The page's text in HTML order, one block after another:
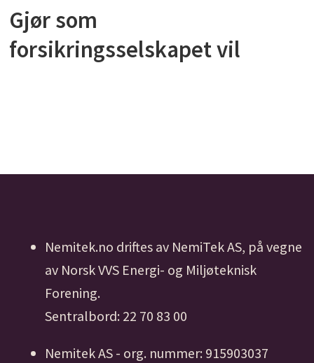
Gjør som
forsikringsselskapet vil
Nemitek.no driftes av NemiTek AS, på vegne
av Norsk VVS Energi- og Miljøteknisk
Forening.
Sentralbord: 22 70 83 00
Nemitek AS - org. nummer: 915903037